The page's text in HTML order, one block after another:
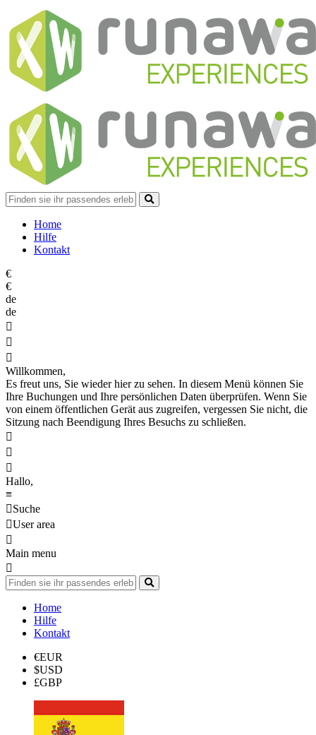
Home
Hilfe
Kontakt
€
€
de
de



Willkommen,
Es freut uns, Sie wieder hier zu sehen. In diesem Menü können Sie
Ihre Buchungen und Ihre persönlichen Daten überprüfen. Wenn Sie
von einem öffentlichen Gerät aus zugreifen, vergessen Sie nicht, die
Sitzung nach Beendigung Ihres Besuchs zu schließen.



Hallo,
≡
Suche
User area

Main menu

Home
Hilfe
Kontakt
€EUR
$USD
£GBP